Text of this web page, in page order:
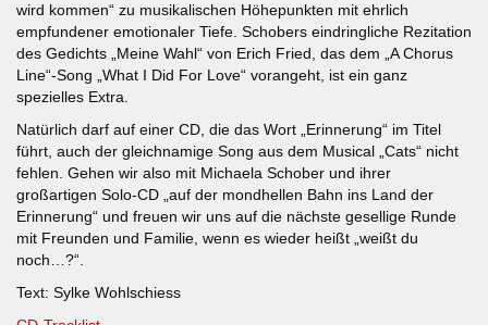
wird kommen“ zu musikalischen Höhepunkten mit ehrlich
empfundener emotionaler Tiefe. Schobers eindringliche Rezitation
des Gedichts „Meine Wahl“ von Erich Fried, das dem „A Chorus
Line“-Song „What I Did For Love“ vorangeht, ist ein ganz
spezielles Extra.
Natürlich darf auf einer CD, die das Wort „Erinnerung“ im Titel
führt, auch der gleichnamige Song aus dem Musical „Cats“ nicht
fehlen. Gehen wir also mit Michaela Schober und ihrer
großartigen Solo-CD „auf der mondhellen Bahn ins Land der
Erinnerung“ und freuen wir uns auf die nächste gesellige Runde
mit Freunden und Familie, wenn es wieder heißt „weißt du
noch…?“.
Text: Sylke Wohlschiess